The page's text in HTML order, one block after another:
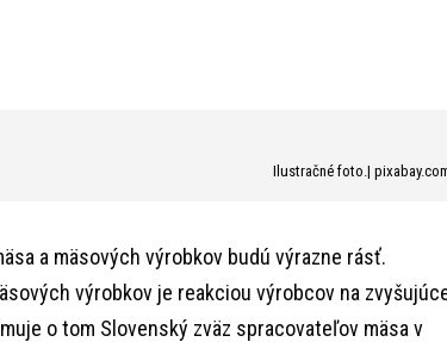
Ilustračné foto.|
a mäsových výrobkov budú výrazne rásť.
výrobkov je reakciou výrobcov na
o tom Slovenský zväz spracovateľov mäsa v